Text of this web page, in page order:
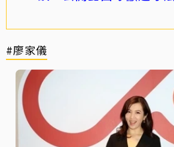
#廖家儀